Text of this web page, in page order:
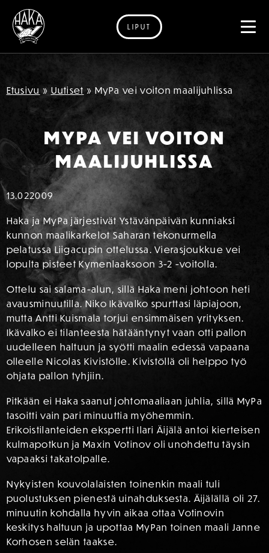
Siirry sisältöön
LIPUT
Etusivu » Uutiset » MyPa vei voiton maalijuhlissa
MYPA VEI VOITON
MAALIJUHLISSA
13.022009
Haka ja MyPa järjestivät Ystävänpäivän kunniaksi
kunnon maalikarkelot Saharan tekonurmella
pelatussa Liigacupin ottelussa. Vierasjoukkue vei
lopulta pisteet Kymenlaaksoon 3-2 -voitolla.
Ottelu sai salama-alun, sillä Haka meni johtoon heti
avausminuutilla. Niko Ikävalko spurttasi läpiajoon,
mutta Antti Kuismala torjui ensimmäisen yrityksen.
Ikävalko ei tilanteesta hätääntynyt vaan otti pallon
uudelleen haltuun ja syötti maalin edessä vapaana
olleelle Nicolas Kivistölle. Kivistöllä oli helppo työ
ohjata pallon tyhjiin.
Pitkään ei Haka saanut johtomaaliaan juhlia, sillä MyPa
tasoitti vain pari minuuttia myöhemmin.
Erikoistilanteiden ekspertti Ilari Äijälä antoi kierteisen
kulmapotkun ja Maxin Votinov oli unohdettu täysin
vapaaksi takatolpalle.
Nykyisten kouvolalaisten toinenkin maali tuli
puolustuksen pienestä uinahduksesta. Äijälällä oli 27.
minuutin kohdalla hyvin aikaa ottaa Votinovin
keskitys haltuun ja upottaa MyPan toinen maali Janne
Korhosen selän taakse.